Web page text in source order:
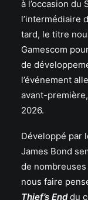
à l’occasion du
l’intermédiaire
tard, le titre
Gamescom
de
l’événement
avant-
2026.
Développé par
James Bond
de
nous faire
Thief’s Enddu